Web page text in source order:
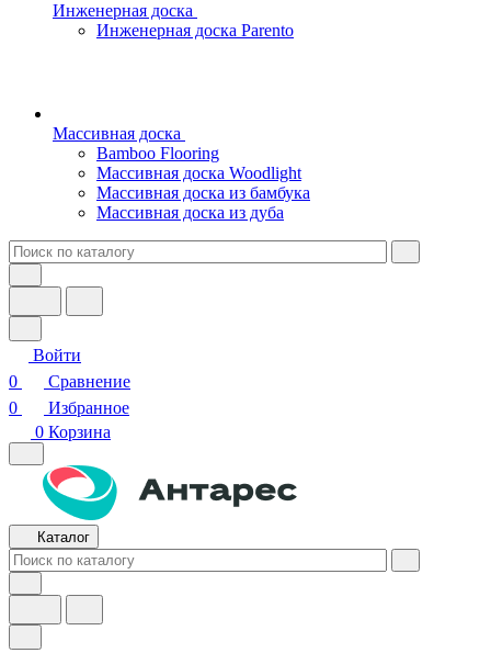
Инженерная доска
Инженерная доска Parento
Массивная доска
Bamboo Flooring
Массивная доска Woodlight
Массивная доска из бамбука
Массивная доска из дуба
Войти
0
Сравнение
0
Избранное
0 Корзина
Каталог